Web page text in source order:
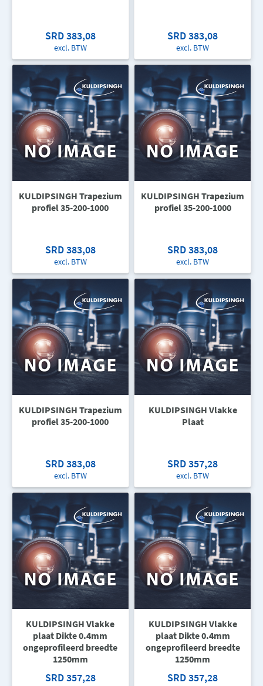
SRD 383,08
excl. BTW
SRD 383,08
excl. BTW
KULDIPSINGH Trapezium
profiel 35-200-1000
SRD 383,08
excl. BTW
KULDIPSINGH Trapezium
profiel 35-200-1000
SRD 383,08
excl. BTW
KULDIPSINGH Trapezium
profiel 35-200-1000
SRD 383,08
excl. BTW
KULDIPSINGH Vlakke
Plaat
SRD 357,28
excl. BTW
KULDIPSINGH Vlakke
plaat Dikte 0.4mm
ongeprofileerd breedte
1250mm
SRD 357,28
KULDIPSINGH Vlakke
plaat Dikte 0.4mm
ongeprofileerd breedte
1250mm
SRD 357,28